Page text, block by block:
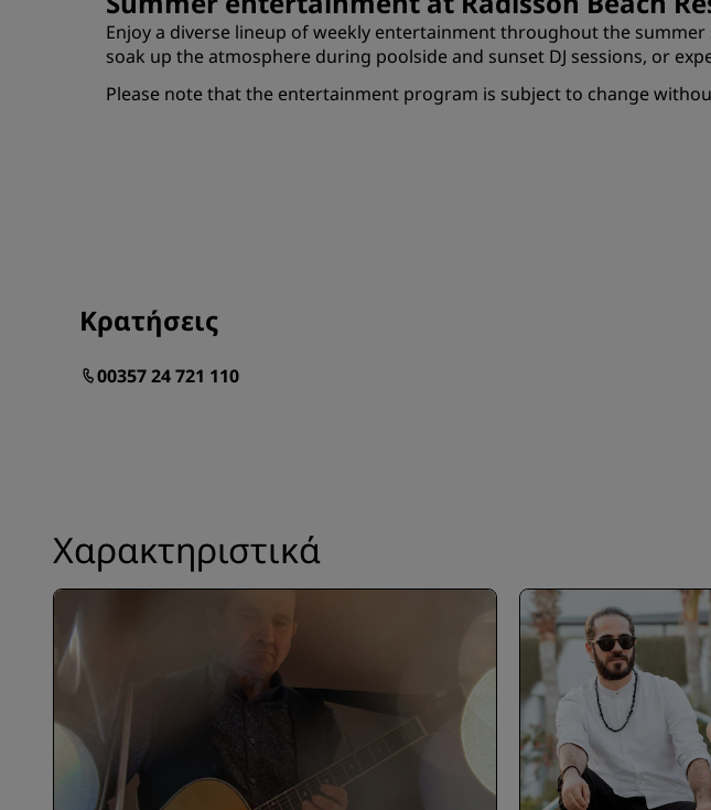
Enjoy a diverse lineup of weekly entertainment throughout the
soak up the atmosphere during poolside and sunset DJ sessions, or
Please note that the entertainment program is subject to change
Κρατήσεις
00357 24 721 110
Χαρακτηριστικά